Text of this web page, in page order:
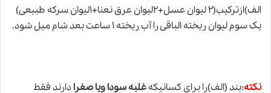
الف)ازترکیب(۲ لیوان عسل+۲لیوان عرق نعنا+۱لیوان سرکه طبیعی)
یک سوم لیوان ریخته الباقی را آب ریخته ۱ ساعت بعد شام میل شود.
نکته:بند (الف)را برای کسانیکهغلبه سوداویا صفرادارند فقط